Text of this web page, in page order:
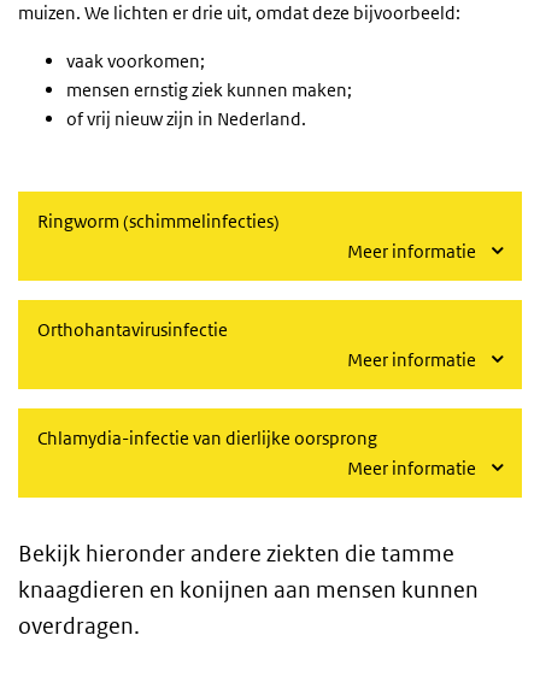
muizen. We lichten er drie uit, omdat deze bijvoorbeeld:
vaak voorkomen;
mensen ernstig ziek kunnen maken;
of vrij nieuw zijn in Nederland.
Ringworm (schimmelinfecties)
Meer informatie
Orthohantavirusinfectie
Meer informatie
Chlamydia-infectie van dierlijke oorsprong
Meer informatie
Bekijk hieronder andere ziekten die tamme
knaagdieren en konijnen aan mensen kunnen
overdragen.